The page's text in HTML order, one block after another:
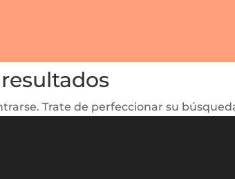
Trate de perfeccionar su